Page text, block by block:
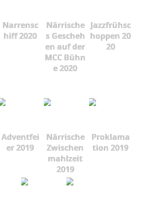
Narrensc
hiff 2020
Närrische
s Gescheh
en auf der
MCC Bühn
e 2020
Jazzfrühsc
hoppen 20
20
Adventfei
er 2019
Närrische
Zwischen
mahlzeit
2019
Proklama
tion 2019